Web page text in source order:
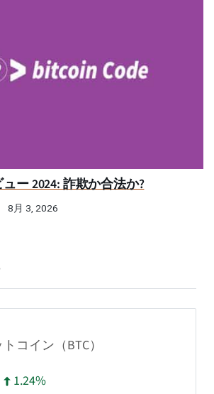
ー 2024: 詐欺か合法か?
8月 3, 2026
コイン（BTC）
1.24%